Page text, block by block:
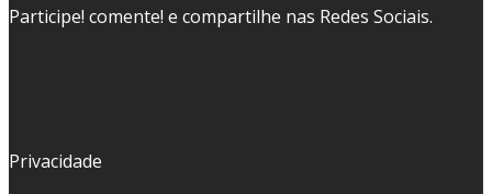
Participe! comente! e compartilhe nas Redes Sociais.
Privacidade